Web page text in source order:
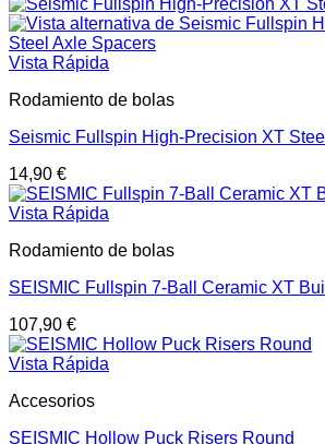
Vista Rápida
Rodamiento de bolas
Seismic Fullspin High-Precision XT
14,90 €
Vista Rápida
Rodamiento de bolas
SEISMIC Fullspin 7-Ball Ceramic XT
107,90 €
Vista Rápida
Accesorios
SEISMIC Hollow Puck Risers Round